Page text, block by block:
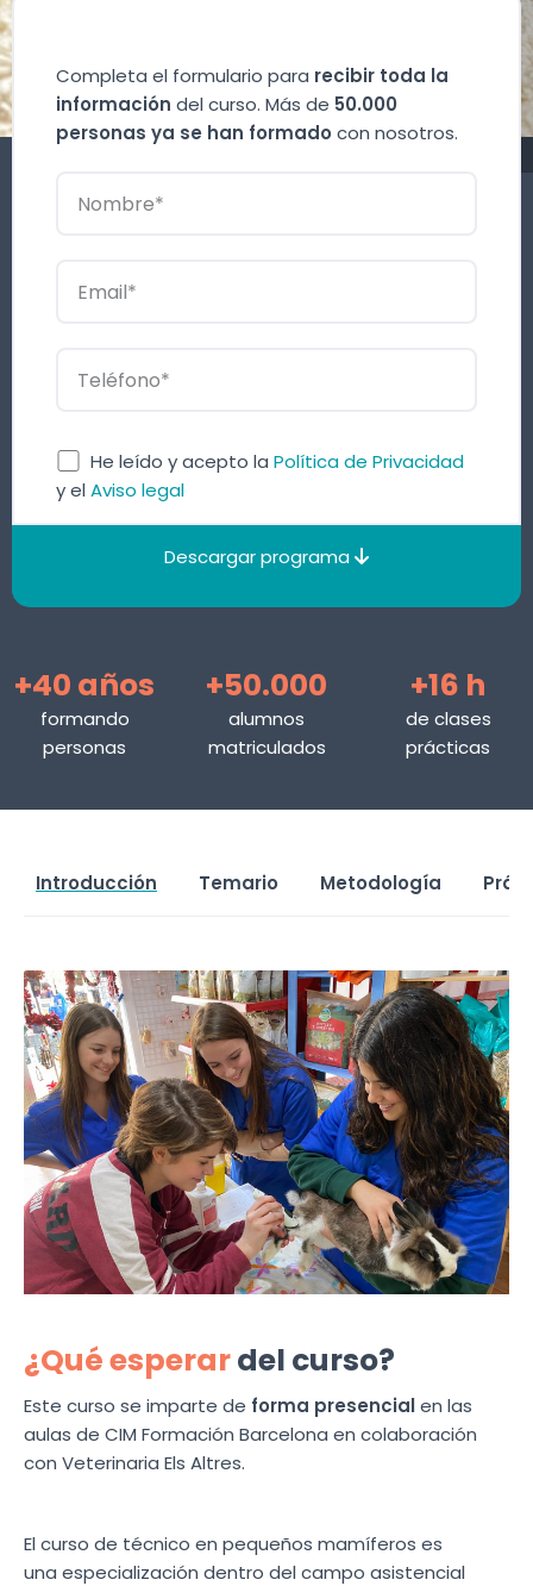
Completa el formulario para recibir toda la
información del curso. Más de 50.000
personas ya se han formado con nosotros.
He leído y acepto la Política de Privacidad
y el Aviso legal
Descargar programa
+40 años
formando
personas
+50.000
alumnos
matriculados
+16 h
de clases
prácticas
Introducción Temario Metodología
¿Qué esperardel curso?
Este curso se imparte de forma presencialen las
aulas de CIM Formación Barcelona en colaboración
con Veterinaria Els Altres.
El curso de técnico en pequeños mamíferos es
una especialización dentro del campo asistencial